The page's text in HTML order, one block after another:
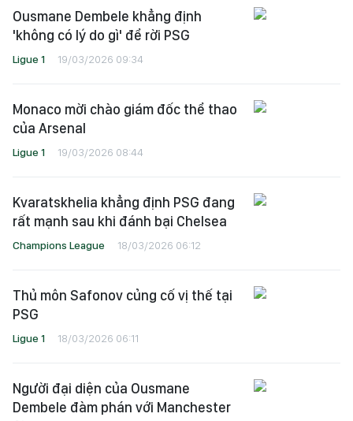
Ousmane Dembele khẳng định
'không có lý do gì' để rời PSG
Ligue 1 19/03/2026 09:34
Monaco mời chào giám đốc thể thao
của Arsenal
Ligue 1 19/03/2026 08:44
Kvaratskhelia khẳng định PSG đang
rất mạnh sau khi đánh bại Chelsea
Champions League 18/03/2026 06:12
Thủ môn Safonov củng cố vị thế tại
PSG
Ligue 1 18/03/2026 06:11
Người đại diện của Ousmane
Dembele đàm phán với Manchester